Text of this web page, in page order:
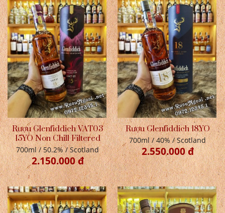
Rượu Glenfiddich VAT03
15YO Non Chill Filtered
700ml / 50.2% / Scotland
2.150.000 đ
Rượu Glenfiddich 18YO
700ml / 40% / Scotland
2.550.000 đ